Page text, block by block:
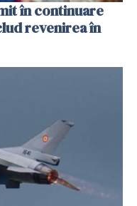
în continuare
revenirea în